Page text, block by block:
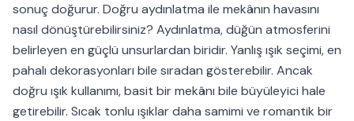
sonuç doğurur. Doğru aydınlatma ile mekânın havasını
nasıl dönüştürebilirsiniz? Aydınlatma, düğün atmosferini
belirleyen en güçlü unsurlardan biridir. Yanlış ışık seçimi, en
pahalı dekorasyonları bile sıradan gösterebilir. Ancak
doğru ışık kullanımı, basit bir mekânı bile büyüleyici hale
getirebilir. Sıcak tonlu ışıklar daha samimi ve romantik bir